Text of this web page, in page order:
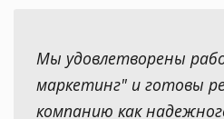
Мы удовлетворены
маркетинг" и готовы
компанию как